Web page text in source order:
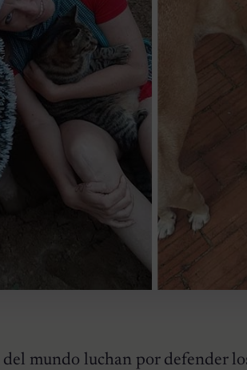
mundo luchan por defender